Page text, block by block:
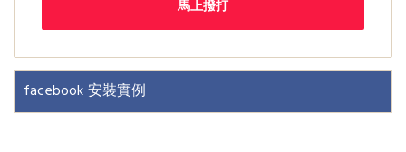
馬上撥打
facebook 安裝實例